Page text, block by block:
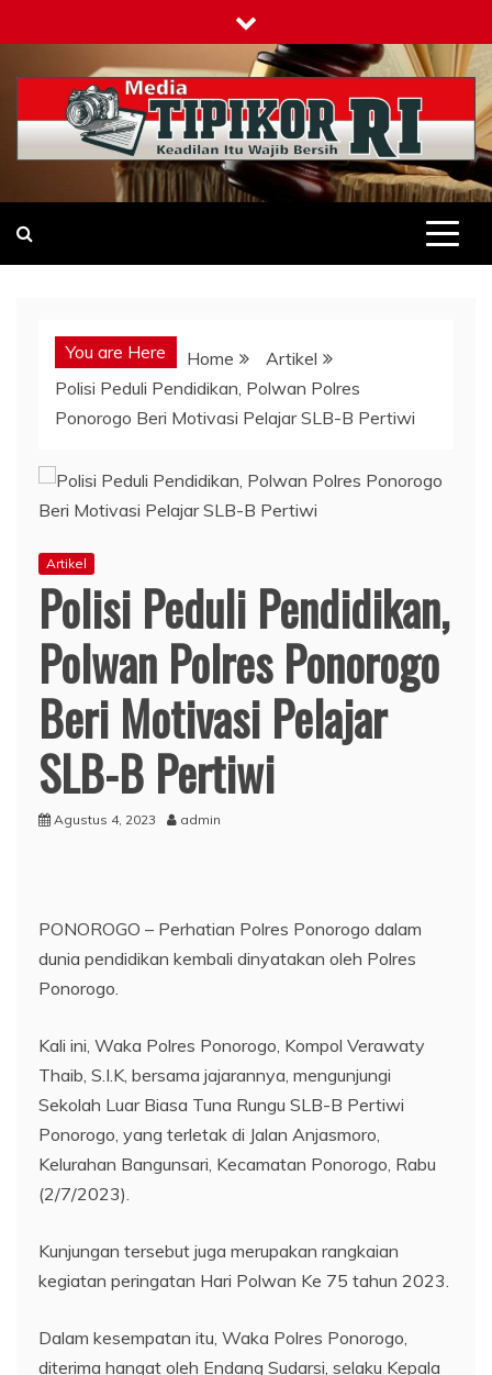
to
content
Tipikor-ri-online.my.id
Keadilan Itu Wajib Bersih
You are Here Home
Artikel
Polisi Peduli Pendidikan, Polwan Polres
Ponorogo Beri Motivasi Pelajar SLB-B Pertiwi
Artikel
Polisi Peduli Pendidikan,
Polwan Polres Ponorogo
Beri Motivasi Pelajar
SLB-B Pertiwi
Agustus 4, 2023 admin
PONOROGO – Perhatian Polres Ponorogo dalam
dunia pendidikan kembali dinyatakan oleh Polres
Ponorogo.
Kali ini, Waka Polres Ponorogo, Kompol Verawaty
Thaib, S.I.K, bersama jajarannya, mengunjungi
Sekolah Luar Biasa Tuna Rungu SLB-B Pertiwi
Ponorogo, yang terletak di Jalan Anjasmoro,
Kelurahan Bangunsari, Kecamatan Ponorogo, Rabu
(2/7/2023).
Kunjungan tersebut juga merupakan rangkaian
kegiatan peringatan Hari Polwan Ke 75 tahun 2023.
Dalam kesempatan itu, Waka Polres Ponorogo,
diterima hangat oleh Endang Sudarsi, selaku Kepala